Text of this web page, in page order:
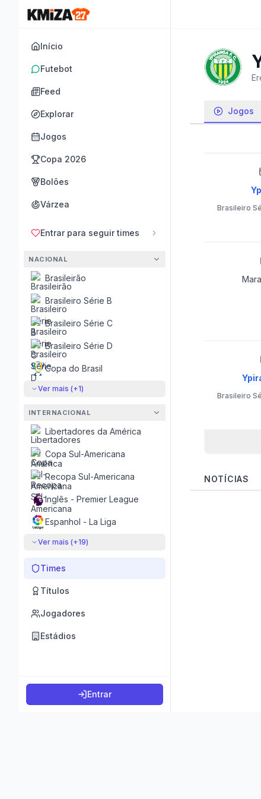
Início
Futebot
Feed
Explorar
Jogos
Copa 2026
Bolões
Várzea
Entrar para seguir times
NACIONAL
Brasileirão
Brasileiro Série B
Brasileiro Série C
Brasileiro Série D
Copa do Brasil
Ver mais (+1)
INTERNACIONAL
Libertadores da América
Copa Sul-Americana
Recopa Sul-Americana
Inglês - Premier League
Espanhol - La Liga
Ver mais (+19)
Times
Títulos
Jogadores
Estádios
Entrar
Jogos
Brasileiro
Brasileiro
NOTÍCIAS